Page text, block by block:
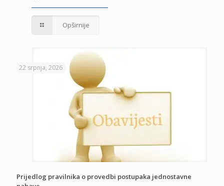
Opširnije
22 srpnja, 2026
Prijedlog pravilnika o provedbi postupaka jednostavne